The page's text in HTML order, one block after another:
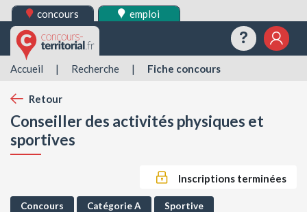
concours emploi
Accueil | Recherche | Fiche concours
Retour
Conseiller des activités physiques et
sportives
Inscriptions terminées
Concours Catégorie A
Sportive